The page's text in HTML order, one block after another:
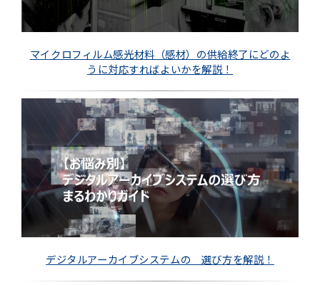
マイクロフィルム感光材料（感材）の供給終了にどのよ
うに対応すればよいかを解説！
デジタルアーカイブシステムの 選び方を解説！